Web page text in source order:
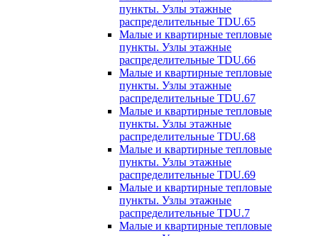
пункты. Узлы этажные
распределительные TDU.65
Малые и квартирные тепловые
пункты. Узлы этажные
распределительные TDU.66
Малые и квартирные тепловые
пункты. Узлы этажные
распределительные TDU.67
Малые и квартирные тепловые
пункты. Узлы этажные
распределительные TDU.68
Малые и квартирные тепловые
пункты. Узлы этажные
распределительные TDU.69
Малые и квартирные тепловые
пункты. Узлы этажные
распределительные TDU.7
Малые и квартирные тепловые